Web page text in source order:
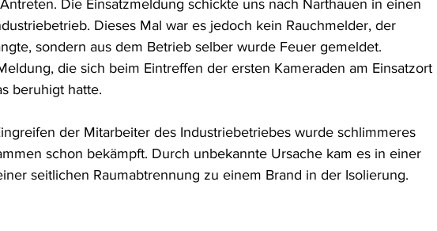
Die Einsatzmeldung schickte uns nach Narthauen in einen
Dieses Mal war es jedoch kein Rauchmelder, der
sondern aus dem Betrieb selber wurde Feuer gemeldet.
die sich beim Eintreffen der ersten Kameraden am Einsatzort
beruhigt hatte.
der Mitarbeiter des Industriebetriebes wurde schlimmeres
schon bekämpft. Durch unbekannte Ursache kam es in einer
seitlichen Raumabtrennung zu einem Brand in der Isolierung.